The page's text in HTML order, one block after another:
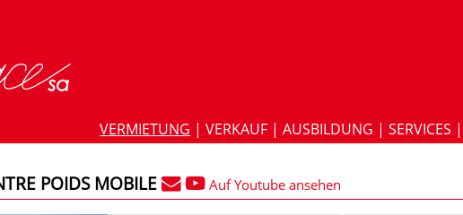
VERMIETUNG |VERKAUF |AUSBILDUNG |SERVICES |
POIDS MOBILE Auf Youtube ansehen